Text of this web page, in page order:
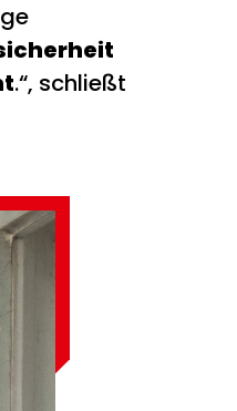
.“, schließt